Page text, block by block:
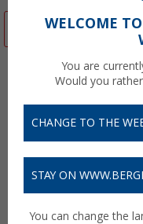
-24%WELCOME
You are
Would you
CHANGE TO THE
STAY ON
You can change the